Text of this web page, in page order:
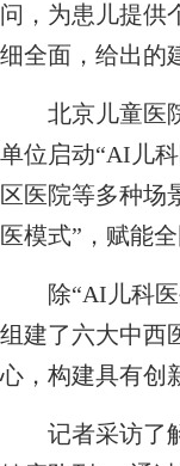
问，为患儿提供
细全面，给出的
北京儿童医院
单位启动“AI儿
区医院等多种场
医模式”，赋能
除“AI儿科医
组建了六大中西
心，构建具有创
记者采访了解